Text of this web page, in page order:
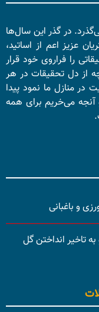
می‌گذرد. در گذر این سال‌ها
عزیز اعم از اساتید،
را فراروی خود قرار
از دل تحقیقات در هر
در منازل ما نمود پیدا
آنجه می‌خریم برای همه
و باغبانی
تاخیر انداختن گل